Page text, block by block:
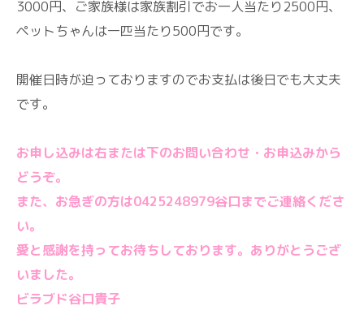
3000円、ご家族様は家族割引でお一人当たり2500円、
ペットちゃんは一匹当たり500円です。
開催日時が迫っておりますのでお支払は後日でも大丈夫
です。
お申し込みは右または下のお問い合わせ・お申込みから
どうぞ。
また、お急ぎの方は0425248979谷口までご連絡くださ
い。
愛と感謝を持ってお待ちしております。ありがとうござ
いました。
ビラブド谷口貴子